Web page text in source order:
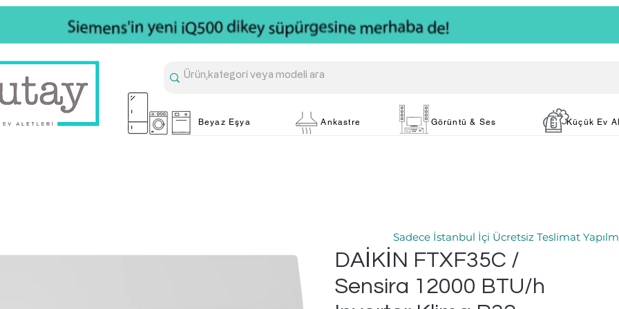
Beyaz Eşya Ankastre Görüntü & Ses Küçük Ev
DAİKİN FTXF35C /
Sensira 12000 BTU/h
Sadece İstanbul İçi Ücretsiz Teslimat